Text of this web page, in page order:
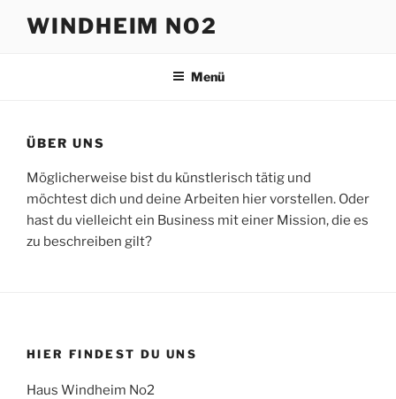
InhaltWINDHEIM NO2
Menü
ÜBER UNS
Möglicherweise bist du künstlerisch tätig und
möchtest dich und deine Arbeiten hier vorstellen. Oder
hast du vielleicht ein Business mit einer Mission, die es
zu beschreiben gilt?
HIER FINDEST DU UNS
Haus Windheim No2